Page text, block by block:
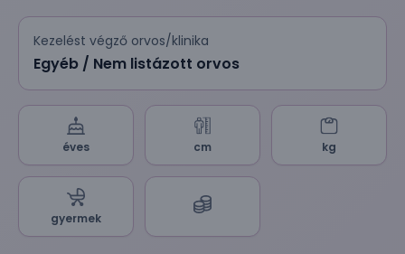
Kezelést végző orvos/klinika
Egyéb / Nem listázott orvos
éves cm kg
gyermek